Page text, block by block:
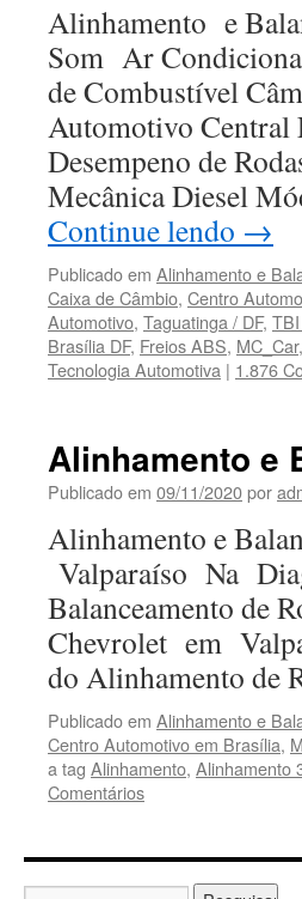
Alinhamento e
Som Ar
de Combustível
Automotivo Central
Desempeno de
Mecânica Diesel
Continue lendo →
Publicado em Alinhamento e
Caixa de Câmbio, Centro
Automotivo, Taguatinga / DF,
Brasília DF, Freios ABS, MC_Car,
Tecnologia Automotiva | 1.876
Alinhamento e
Publicado em 09/11/2020por
Alinhamento e
Valparaíso Na
Balanceamento de
Chevrolet em
do Alinhamento de
Publicado em Alinhamento e
Centro Automotivo em Brasília,
a tag Alinhamento, Alinhamento
Comentários